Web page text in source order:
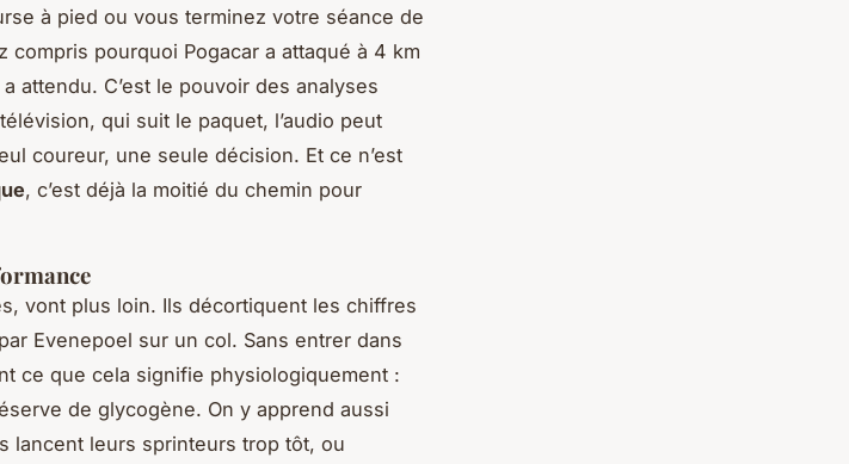
à pied ou vous terminez votre séance de
pourquoi Pogacar a attaqué à 4 km
attendu. C’est le pouvoir des analyses
qui suit le paquet, l’audio peut
coureur, une seule décision. Et ce n’est
, c’est déjà la moitié du chemin pour
vont plus loin. Ils décortiquent les chiffres
Evenepoel sur un col. Sans entrer dans
ce que cela signifie physiologiquement :
de glycogène. On y apprend aussi
lancent leurs sprinteurs trop tôt, ou